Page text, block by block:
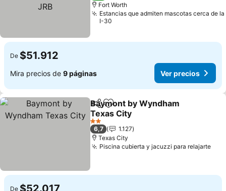
Fort Worth
Estancias que admiten mascotas cerca de la
I-30
De $51.912
Mira precios de 9 páginas Ver precios
CompartirAgregar a favoritos
Baymont by Wyndham
Texas City
Ver precios
2 Estrellas
6,7
1.127
Texas City
Piscina cubierta y jacuzzi para relajarteVer
De $52.017